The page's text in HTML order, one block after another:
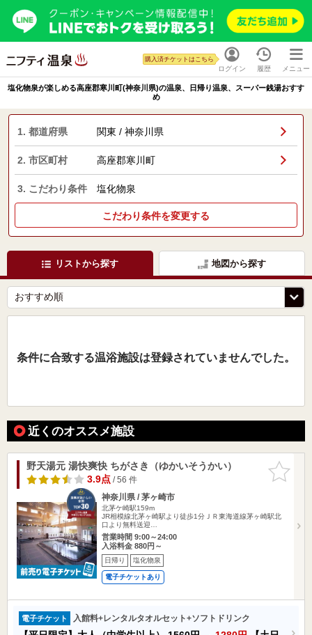
ログイン
購入済チケットはこちら
履歴 メニュー
塩化物泉が楽しめる高座郡寒川町(神奈川県)の温泉、日帰り温泉、スーパー銭湯おすす
め
1. 都道府県 関東 / 神奈川県
2. 市区町村 高座郡寒川町
3. こだわり条件 塩化物泉
こだわり条件を変更する
リストから探す 地図から探す
条件に合致する温浴施設は登録されていませんでした。
近くのオススメ施設
お気に入
りに追加
野天湯元 湯快爽快 ちがさき（ゆかいそうかい）
3.9点/ 56 件
神奈川県 / 茅ヶ崎市
北茅ケ崎駅159m
JR相模線北茅ヶ崎駅より徒歩1分ＪＲ東海道線茅ヶ崎駅北
口より無料送迎…
営業時間 9:00～24:00
入浴料金 880円～
日帰り 塩化物泉
電子チケットあり
電子チケット 入館料+レンタルタオルセット+ソフトドリンク